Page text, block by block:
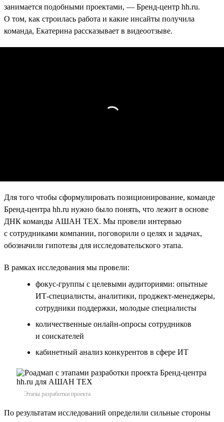
занимается подобными проектами, — Бренд-центр hh.ru.
О том, как строилась работа и какие инсайты получила
команда, Екатерина рассказывает в видеоотзыве.
Для того чтобы сформулировать позиционирование, команде
Бренд-центра hh.ru нужно было понять, что лежит в основе
ДНК команды АШАН ТЕХ. Мы провели интервью
с сотрудниками компании, поговорили о целях и задачах,
обозначили гипотезы для исследовательского этапа.
В рамках исследования мы провели:
фокус-группы с целевыми аудиториями: опытные
ИТ-специалисты, аналитики, проджект-менеджеры,
сотрудники поддержки, молодые специалисты
количественные онлайн-опросы сотрудников
и соискателей
кабинетный анализ конкурентов в сфере ИТ
Этапы разработки проекта
По результатам исследований определили сильные стороны